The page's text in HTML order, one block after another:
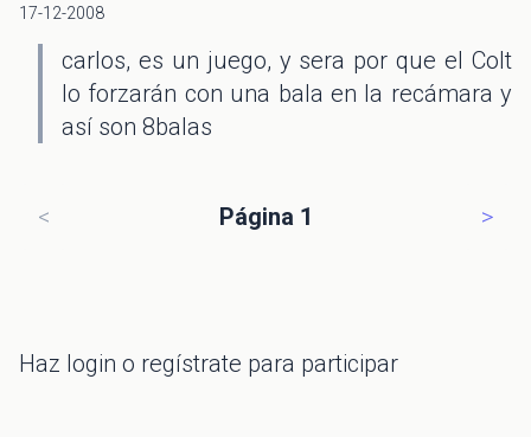
17-12-2008
carlos, es un juego, y sera por que el Colt
lo forzarán con una bala en la recámara y
así son 8balas
< Página 1 >
Haz login o regístrate para participar